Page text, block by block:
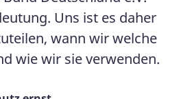
Uns ist es daher
wann wir welche
wie wir sie verwenden.